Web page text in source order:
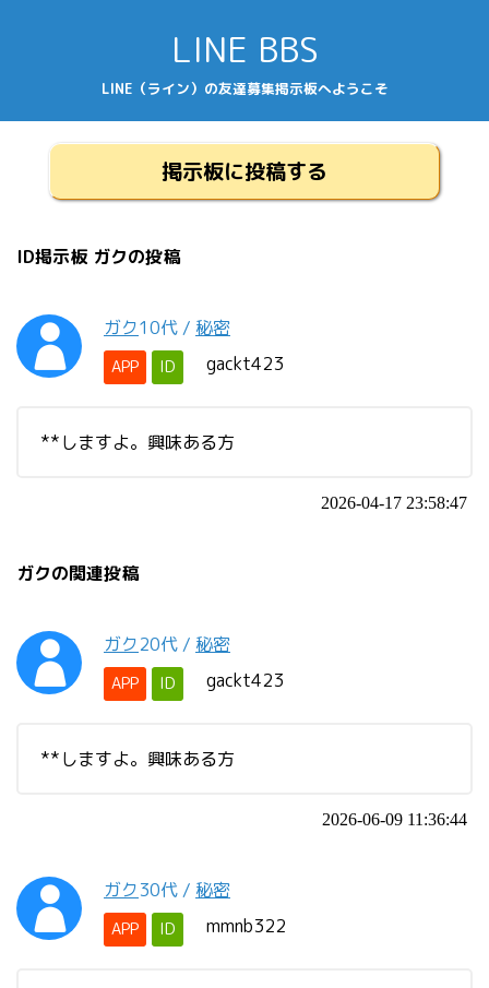
LINE BBS
LINE（ライン）の友達募集掲示板へようこそ
掲示板に投稿する
ID掲示板 ガクの投稿
ガク10代 / 秘密
APP ID gackt423
**しますよ。興味ある方
2026-04-17 23:58:47
ガクの関連投稿
ガク20代 / 秘密
APP ID gackt423
**しますよ。興味ある方
2026-06-09 11:36:44
ガク30代 / 秘密
APP ID mmnb322